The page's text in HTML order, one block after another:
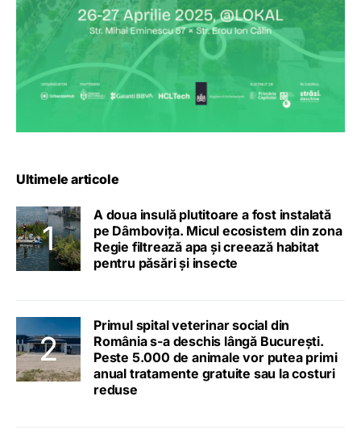
Ultimele articole
A doua insulă plutitoare a fost instalată
pe Dâmbovița. Micul ecosistem din zona
Regie filtrează apa și creează habitat
pentru păsări și insecte
Primul spital veterinar social din
România s-a deschis lângă București.
Peste 5.000 de animale vor putea primi
anual tratamente gratuite sau la costuri
reduse